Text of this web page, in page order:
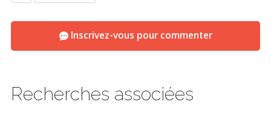
Inscrivez-vous pour commenter
Recherches associées